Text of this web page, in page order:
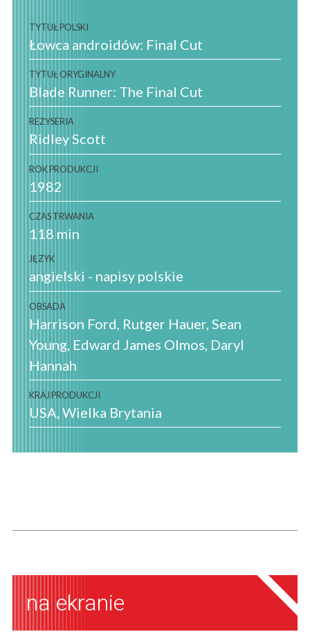
TYTUŁ POLSKI
Łowca androidów: Final Cut
TYTUŁ ORYGINALNY
Blade Runner: The Final Cut
REŻYSERIA
Ridley Scott
ROK PRODUKCJI
1982
CZAS TRWANIA
118 min
JĘZYK
angielski - napisy polskie
OBSADA
Harrison Ford, Rutger Hauer, Sean
Young, Edward James Olmos, Daryl
Hannah
KRAJ PRODUKCJI
USA Wielka Brytania
na ekranie